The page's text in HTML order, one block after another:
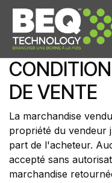
Se rendre au contenu
DE VENTE
La marchandise
propriété du vendeur
part de l'acheteur.
accepté sans
marchandise